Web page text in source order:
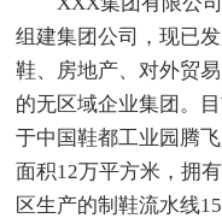
组建集团公司，现已
鞋、房地产、对外贸
的无区域企业集团。
于中国鞋都工业园腾
面积12万平方米，拥
区生产的制鞋流水线